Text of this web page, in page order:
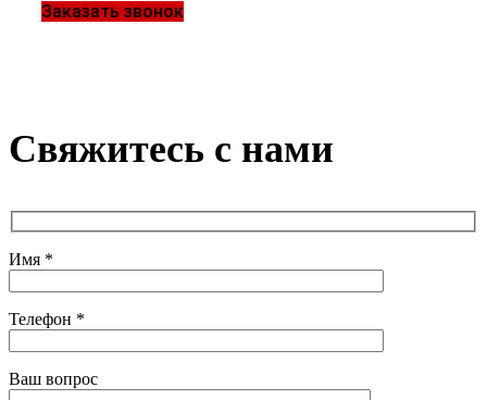
Заказать звонок
Свяжитесь с нами
Имя *
Телефон *
Ваш вопрос